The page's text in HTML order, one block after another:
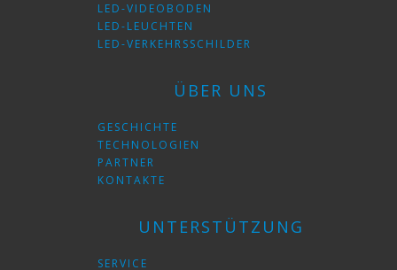
LED-VIDEOBODEN
LED-LEUCHTEN
LED-VERKEHRSSCHILDER
ÜBER UNS
GESCHICHTE
TECHNOLOGIEN
PARTNER
KONTAKTE
UNTERSTÜTZUNG
SERVICE